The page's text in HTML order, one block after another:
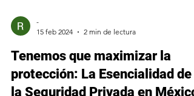
-
15 feb 2024
2 min de lectura